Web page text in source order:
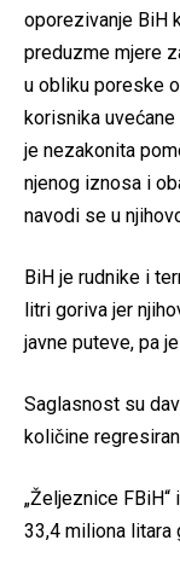
oporezivanje BiH
preduzme mjere
u obliku poreske
korisnika
je nezakonita
njenog iznosa i
navodi se u
BiH je rudnike i
litri goriva jer
javne puteve, pa
Saglasnost su
količine
„Željeznice
33,4 miliona litara